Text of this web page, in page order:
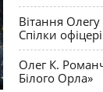
Вітання
Спілки
Олег К.
Білого Орла»